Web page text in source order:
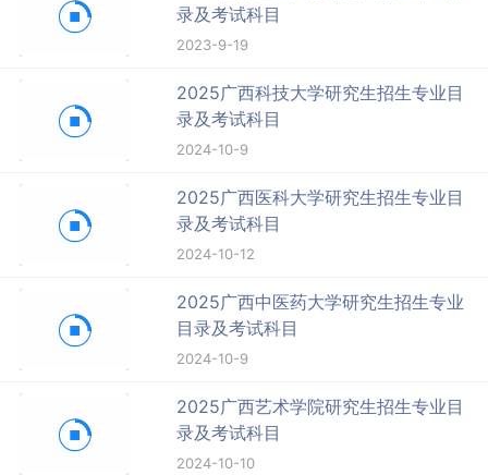
录及考试科目
2023-9-19
2025广西科技大学研究生招生专业目
录及考试科目
2024-10-9
2025广西医科大学研究生招生专业目
录及考试科目
2024-10-12
2025广西中医药大学研究生招生专业
目录及考试科目
2024-10-9
2025广西艺术学院研究生招生专业目
录及考试科目
2024-10-10